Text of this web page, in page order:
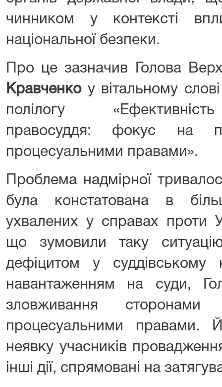
чинником у контексті
національної безпеки.
Про це зазначив Голова
Кравченкоу вітальному слові
полілогу
правосуддя: фокус на
процесуальними правами».
Проблема надмірної
була констатована в
ухвалених у справах проти
що зумовили таку
дефіцитом у суддівському
навантаженням на суди,
зловживання сторонами
процесуальними правами.
неявку учасників
інші дії, спрямовані на